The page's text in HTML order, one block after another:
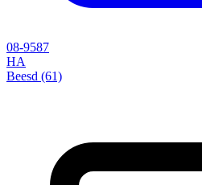
08-9587
HA
Beesd (61)